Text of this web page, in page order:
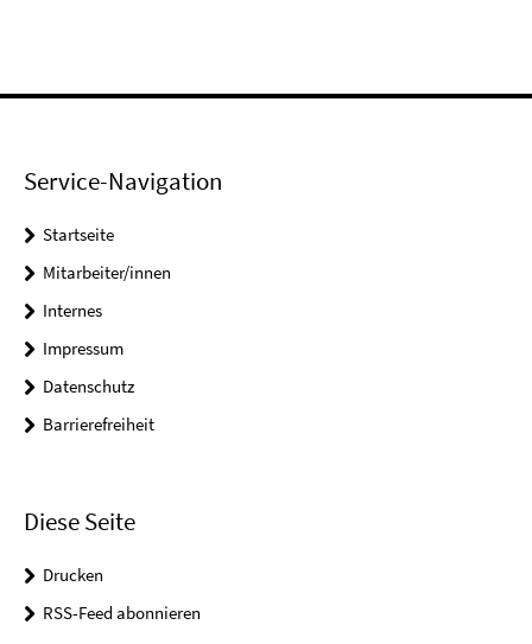
Service-Navigation
Startseite
Mitarbeiter/innen
Internes
Impressum
Datenschutz
Barrierefreiheit
Diese Seite
Drucken
RSS-Feed abonnieren